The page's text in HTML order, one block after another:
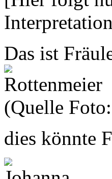
Das ist
(Quelle Foto:
dies könnte